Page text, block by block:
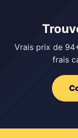
Vrais prix de
frais